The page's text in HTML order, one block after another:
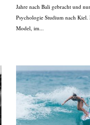
Jahre nach Bali gebracht und
Psychologie Studium nach Kiel.
Model, im...